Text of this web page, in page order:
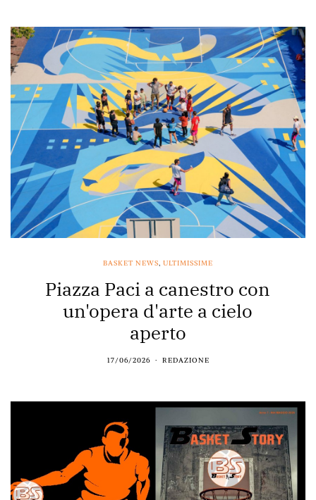
BASKET NEWS, ULTIMISSIME
Piazza Paci a canestro con
un'opera d'arte a cielo
aperto
17/06/2026 REDAZIONE